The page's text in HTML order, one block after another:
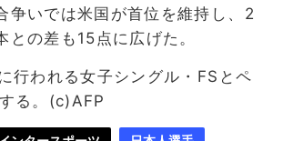
争いでは米国が首位を維持し、2
との差も15点に広げた。
行われる女子シングル・FSとペ
る。(c)AFP